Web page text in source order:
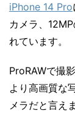
iPhone 14 Pro
カメラ、
れています。
ProRAWで撮
より高画質な
メラだと言え